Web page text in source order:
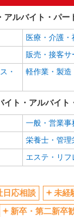
新卒・第二新
主婦・主夫歓
学歴不問
ミドル（40代
シニア（60代
ボーナス・賞
完全週休2日制
禁煙・分煙
車通勤OK
自転車通勤
産休・育休取
各種手当（家
アルバイト・パー
医療・介護・
販売・接客サ
・
軽作業・製造
イト・アルバイト
一般・営業事
栄養士・管理
エステ・リフ
日応相談
未経
新卒・第二新卒